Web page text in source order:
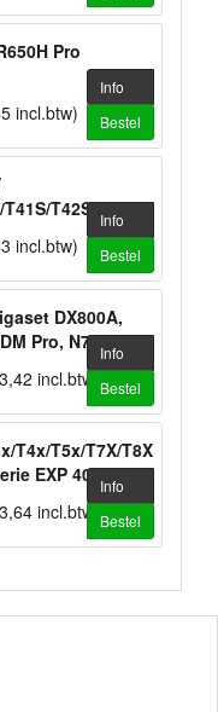
Pro
incl.btw)
Info
Bestel
T42S/T53/T53W/
incl.btw)
Info
Bestel
DX800A,
Pro, N720IP
,42 incl.btw)
Info
Bestel
T4x/T5x/T7X/T8X
EXP 40, EXP
,64 incl.btw)
Info
Bestel